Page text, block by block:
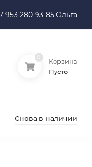
280-93-85 Ольга
Корзина
Пусто
Снова в наличии